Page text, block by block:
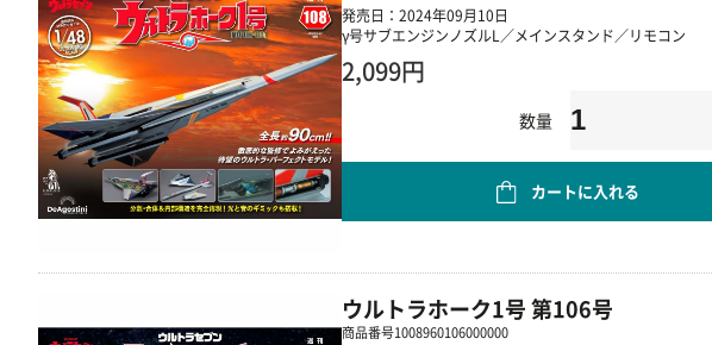
発売日：2024年09月10日
γ号サブエンジンノズルL／メインスタンド／リモコン
2,099円
数量
カートに入れる
ウルトラホーク1号 第106号
商品番号1008960106000000